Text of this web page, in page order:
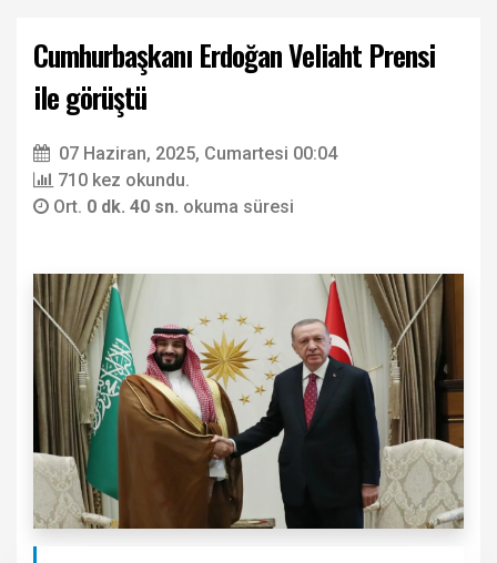
Cumhurbaşkanı Erdoğan Veliaht Prensi
ile görüştü
07 Haziran, 2025, Cumartesi 00:04
710 kez okundu.
Ort. 0 dk. 40 sn. okuma süresi